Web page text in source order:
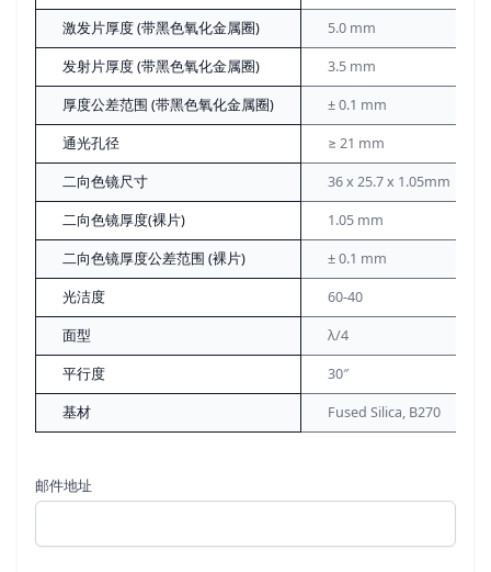
激发片厚度 (带黑色氧化金属圈) 5.0 mm
发射片厚度 (带黑色氧化金属圈) 3.5 mm
厚度公差范围 (带黑色氧化金属圈) ± 0.1 mm
通光孔径 ≥ 21 mm
二向色镜尺寸 36 x 25.7 x 1.05mm
二向色镜厚度(裸片) 1.05 mm
二向色镜厚度公差范围 (裸片) ± 0.1 mm
光洁度 60-40
面型 λ/4
平行度 30″
基材 Fused Silica, B270
邮件地址